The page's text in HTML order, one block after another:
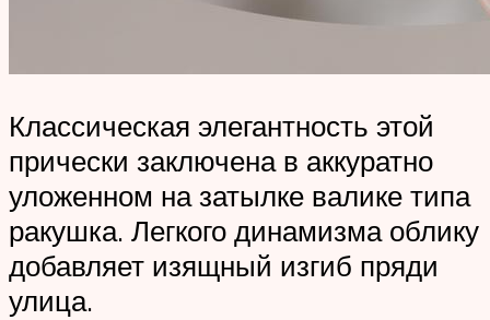
Классическая элегантность этой
прически заключена в аккуратно
уложенном на затылке валике типа
ракушка. Легкого динамизма облику
добавляет изящный изгиб пряди
улица.